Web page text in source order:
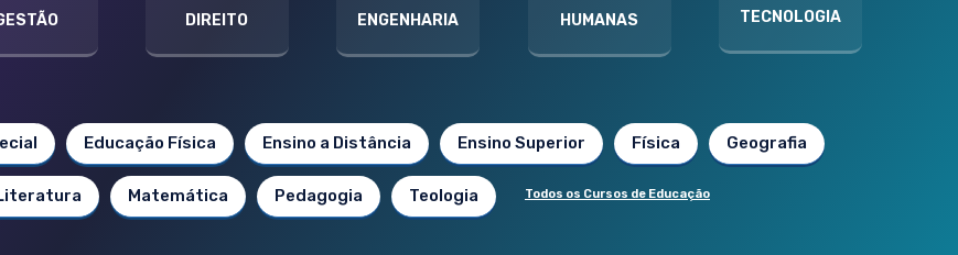
DIREITO ENGENHARIA HUMANAS TECNOLOGIA
Educação Física Ensino a Distância Ensino Superior Física Geografia
Matemática Pedagogia Teologia Todos os Cursos de Educação